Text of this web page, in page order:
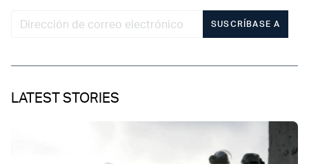
SUSCRÍBASE A
LATEST STORIES